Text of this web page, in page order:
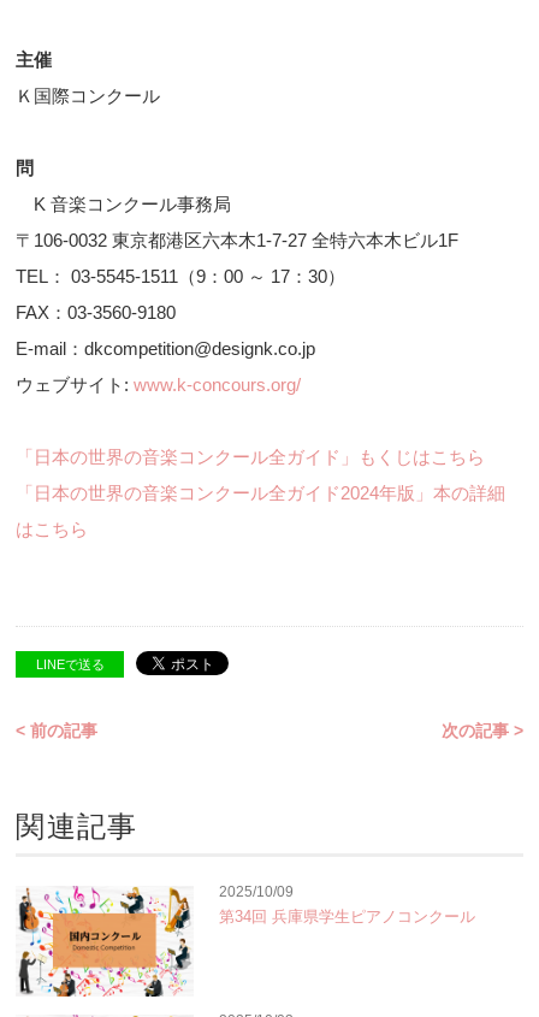
主催
Ｋ国際コンクール
問
K 音楽コンクール事務局
〒106-0032 東京都港区六本木1-7-27 全特六本木ビル1F
TEL： 03-5545-1511（9：00 ～ 17：30）
FAX：03-3560-9180
E-mail：dkcompetition@designk.co.jp
ウェブサイト:www.k-concours.org/
「日本の世界の音楽コンクール全ガイド」もくじはこちら
「日本の世界の音楽コンクール全ガイド2024年版」本の詳細
はこちら
LINEで送る
< 前の記事 次の記事 >
関連記事
2025/10/09
第34回 兵庫県学生ピアノコンクール